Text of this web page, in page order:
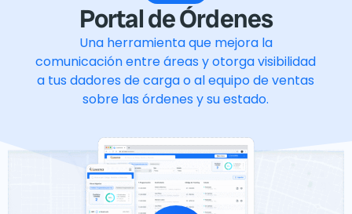
Portal de Órdenes
Una herramienta que mejora la
comunicación entre áreas y otorga visibilidad
a tus dadores de carga o al equipo de ventas
sobre las órdenes y su estado.